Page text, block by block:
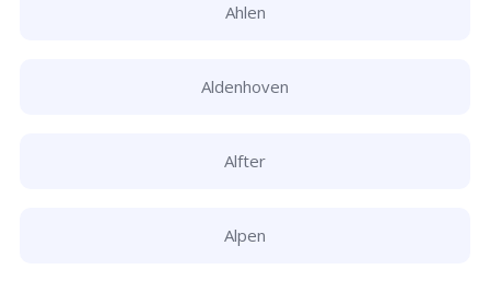
Ahlen
Aldenhoven
Alfter
Alpen